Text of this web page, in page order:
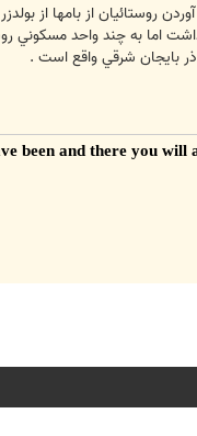
روستائيان از بامها از
اما به چند واحد
بايجان شرقي واقع است .
been and there you will